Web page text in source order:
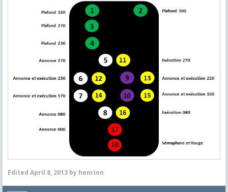
Edited April 8, 2013 by henrion